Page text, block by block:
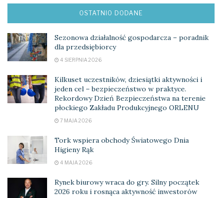
OSTATNIO DODANE
Sezonowa działalność gospodarcza – poradnik
dla przedsiębiorcy
4 SIERPNIA 2026
Kilkuset uczestników, dziesiątki aktywności i
jeden cel – bezpieczeństwo w praktyce.
Rekordowy Dzień Bezpieczeństwa na terenie
płockiego Zakładu Produkcyjnego ORLENU
7 MAJA 2026
Tork wspiera obchody Światowego Dnia
Higieny Rąk
4 MAJA 2026
Rynek biurowy wraca do gry. Silny początek
2026 roku i rosnąca aktywność inwestorów